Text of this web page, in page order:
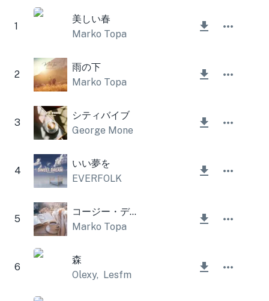
1
美しい春
Marko Topa
2
雨の下
Marko Topa
3
シティバイブ
George Mone
4
いい夢を
EVERFOLK
5
コージー・デイ・インストゥルメンタル
Marko Topa
6
森
Olexy, Lesfm